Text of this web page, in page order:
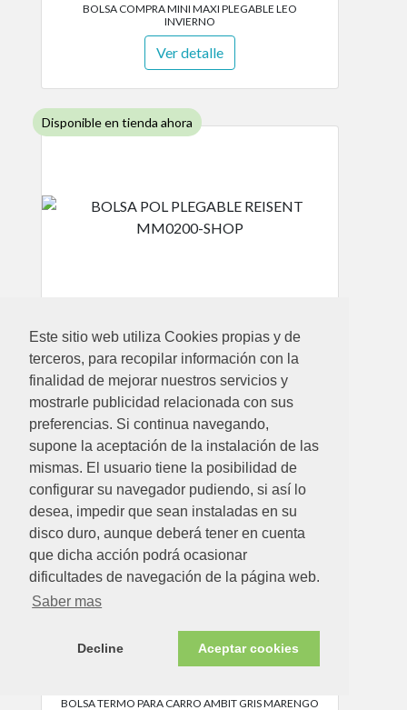
Este sitio web utiliza Cookies propias y de
terceros, para recopilar información con la
finalidad de mejorar nuestros servicios y
mostrarle publicidad relacionada con sus
preferencias. Si continua navegando,
supone la aceptación de la instalación de las
mismas. El usuario tiene la posibilidad de
configurar su navegador pudiendo, si así lo
desea, impedir que sean instaladas en su
disco duro, aunque deberá tener en cuenta
que dicha acción podrá ocasionar
dificultades de navegación de la página web.
Saber mas
Decline Aceptar cookies
BOLSA COMPRA MINI MAXI PLEGABLE LEO
INVIERNO
Ver detalle
Disponible en tienda ahora
BOLSA POL PLEGABLE REISENT MM0200-SHOP
Ver detalle
Disponible en tienda ahora
16.88€
BOLSA TERMO PARA CARRO AMBIT GRIS MARENGO